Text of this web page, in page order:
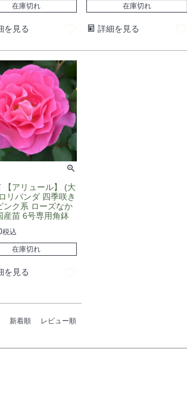
在庫切れ
を見る
在庫切れ
詳細を見る
【アリュール】 (大
リバンダ 四季咲き
ンク系 ローズなか
産苗 6号専用角鉢
税込
在庫切れ
を見る
新着順 レビュー順